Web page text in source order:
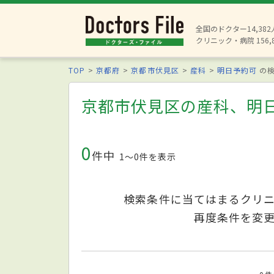
全国のドクター14,382
クリニック・病院
TOP 京都府 京都市伏見区 産科 明日予約可 の
京都市伏見区の産科、明
0件中 1〜0件を表示
検索条件に当てはまるクリ
再度条件を変